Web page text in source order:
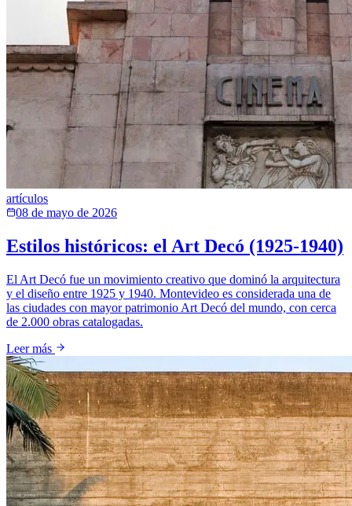
artículos
08 de mayo de 2026
Estilos históricos: el Art Decó (1925-1940)
El Art Decó fue un movimiento creativo que dominó la arquitectura
y el diseño entre 1925 y 1940. Montevideo es considerada una de
las ciudades con mayor patrimonio Art Decó del mundo, con cerca
de 2.000 obras catalogadas.
Leer más